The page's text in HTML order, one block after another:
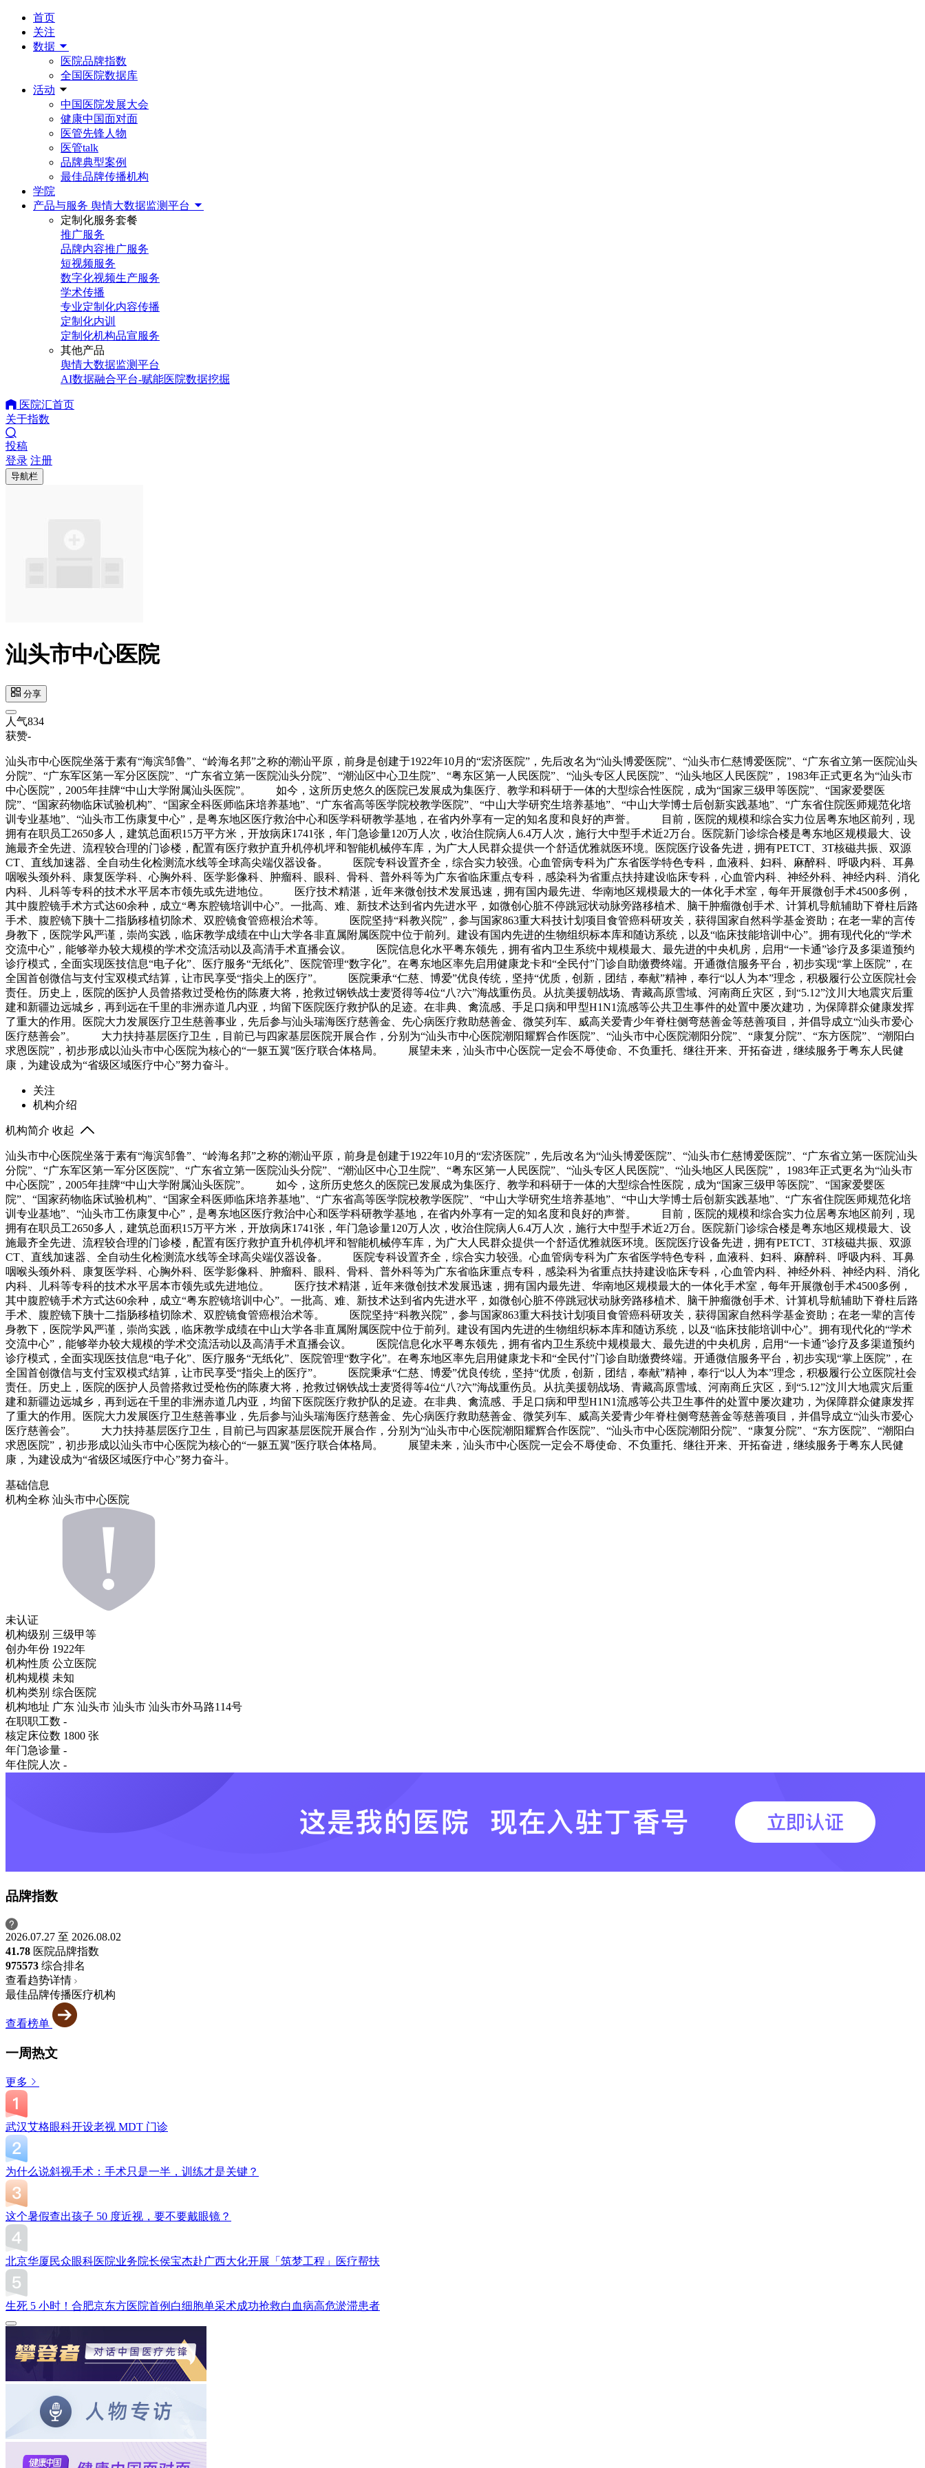
首页
关注
数据
医院品牌指数
全国医院数据库
活动
中国医院发展大会
健康中国面对面
医管先锋人物
医管talk
品牌典型案例
最佳品牌传播机构
学院
产品与服务 舆情大数据监测平台
定制化服务套餐
推广服务
品牌内容推广服务
短视频服务
数字化视频生产服务
学术传播
专业定制化内容传播
定制化内训
定制化机构品宣服务
其他产品
舆情大数据监测平台
AI数据融合平台-赋能医院数据挖掘
医院汇首页
关于指数
投稿
登录 注册
导航栏
汕头市中心医院
分享
人气834
获赞-
汕头市中心医院坐落于素有“海滨邹鲁”、“岭海名邦”之称的潮汕平原，前身是创建于1922年10月的“宏济医院”，先后改名为“汕头博爱医院”、“汕头市仁慈博爱医院”、“广东省立第一医院汕头
分院”、“广东军区第一军分区医院”、“广东省立第一医院汕头分院”、“潮汕区中心卫生院”、“粤东区第一人民医院”、“汕头专区人民医院”、“汕头地区人民医院”， 1983年正式更名为“汕头市
中心医院”，2005年挂牌“中山大学附属汕头医院”。 如今，这所历史悠久的医院已发展成为集医疗、教学和科研于一体的大型综合性医院，成为“国家三级甲等医院”、“国家爱婴医
院”、“国家药物临床试验机构”、“国家全科医师临床培养基地”、“广东省高等医学院校教学医院”、“中山大学研究生培养基地”、“中山大学博士后创新实践基地”、“广东省住院医师规范化培
训专业基地”、“汕头市工伤康复中心”，是粤东地区医疗救治中心和医学科研教学基地，在省内外享有一定的知名度和良好的声誉。 目前，医院的规模和综合实力位居粤东地区前列，现
拥有在职员工2650多人，建筑总面积15万平方米，开放病床1741张，年门急诊量120万人次，收治住院病人6.4万人次，施行大中型手术近2万台。医院新门诊综合楼是粤东地区规模最大、设
施最齐全先进、流程较合理的门诊楼，配置有医疗救护直升机停机坪和智能机械停车库，为广大人民群众提供一个舒适优雅就医环境。医院医疗设备先进，拥有PETCT、3T核磁共振、双源
CT、直线加速器、全自动生化检测流水线等全球高尖端仪器设备。 医院专科设置齐全，综合实力较强。心血管病专科为广东省医学特色专科，血液科、妇科、麻醉科、呼吸内科、耳鼻
咽喉头颈外科、康复医学科、心胸外科、医学影像科、肿瘤科、眼科、骨科、普外科等为广东省临床重点专科，感染科为省重点扶持建设临床专科，心血管内科、神经外科、神经内科、消化
内科、儿科等专科的技术水平居本市领先或先进地位。 医疗技术精湛，近年来微创技术发展迅速，拥有国内最先进、华南地区规模最大的一体化手术室，每年开展微创手术4500多例，
其中腹腔镜手术方式达60余种，成立“粤东腔镜培训中心”。一批高、难、新技术达到省内先进水平，如微创心脏不停跳冠状动脉旁路移植术、脑干肿瘤微创手术、计算机导航辅助下脊柱后路
手术、腹腔镜下胰十二指肠移植切除术、双腔镜食管癌根治术等。 医院坚持“科教兴院”，参与国家863重大科技计划项目食管癌科研攻关，获得国家自然科学基金资助；在老一辈的言传
身教下，医院学风严谨，崇尚实践，临床教学成绩在中山大学各非直属附属医院中位于前列。建设有国内先进的生物组织标本库和随访系统，以及“临床技能培训中心”。拥有现代化的“学术
交流中心”，能够举办较大规模的学术交流活动以及高清手术直播会议。 医院信息化水平粤东领先，拥有省内卫生系统中规模最大、最先进的中央机房，启用“一卡通”诊疗及多渠道预约
诊疗模式，全面实现医技信息“电子化”、医疗服务“无纸化”、医院管理“数字化”。在粤东地区率先启用健康龙卡和“全民付”门诊自助缴费终端。开通微信服务平台，初步实现“掌上医院”，在
全国首创微信与支付宝双模式结算，让市民享受“指尖上的医疗”。 医院秉承“仁慈、博爱”优良传统，坚持“优质，创新，团结，奉献”精神，奉行“以人为本”理念，积极履行公立医院社会
责任。历史上，医院的医护人员曾搭救过受枪伤的陈赓大将，抢救过钢铁战士麦贤得等4位“八?六”海战重伤员。从抗美援朝战场、青藏高原雪域、河南商丘灾区，到“5.12”汶川大地震灾后重
建和新疆边远城乡，再到远在千里的非洲赤道几内亚，均留下医院医疗救护队的足迹。在非典、禽流感、手足口病和甲型H1N1流感等公共卫生事件的处置中屡次建功，为保障群众健康发挥
了重大的作用。医院大力发展医疗卫生慈善事业，先后参与汕头瑞海医疗慈善金、先心病医疗救助慈善金、微笑列车、威高关爱青少年脊柱侧弯慈善金等慈善项目，并倡导成立“汕头市爱心
医疗慈善会”。 大力扶持基层医疗卫生，目前已与四家基层医院开展合作，分别为“汕头市中心医院潮阳耀辉合作医院”、“汕头市中心医院潮阳分院”、“康复分院”、“东方医院”、“潮阳白
求恩医院”，初步形成以汕头市中心医院为核心的“一躯五翼”医疗联合体格局。 展望未来，汕头市中心医院一定会不辱使命、不负重托、继往开来、开拓奋进，继续服务于粤东人民健
康，为建设成为“省级区域医疗中心”努力奋斗。
关注
机构介绍
机构简介 收起
汕头市中心医院坐落于素有“海滨邹鲁”、“岭海名邦”之称的潮汕平原，前身是创建于1922年10月的“宏济医院”，先后改名为“汕头博爱医院”、“汕头市仁慈博爱医院”、“广东省立第一医院汕头
分院”、“广东军区第一军分区医院”、“广东省立第一医院汕头分院”、“潮汕区中心卫生院”、“粤东区第一人民医院”、“汕头专区人民医院”、“汕头地区人民医院”， 1983年正式更名为“汕头市
中心医院”，2005年挂牌“中山大学附属汕头医院”。 如今，这所历史悠久的医院已发展成为集医疗、教学和科研于一体的大型综合性医院，成为“国家三级甲等医院”、“国家爱婴医
院”、“国家药物临床试验机构”、“国家全科医师临床培养基地”、“广东省高等医学院校教学医院”、“中山大学研究生培养基地”、“中山大学博士后创新实践基地”、“广东省住院医师规范化培
训专业基地”、“汕头市工伤康复中心”，是粤东地区医疗救治中心和医学科研教学基地，在省内外享有一定的知名度和良好的声誉。 目前，医院的规模和综合实力位居粤东地区前列，现
拥有在职员工2650多人，建筑总面积15万平方米，开放病床1741张，年门急诊量120万人次，收治住院病人6.4万人次，施行大中型手术近2万台。医院新门诊综合楼是粤东地区规模最大、设
施最齐全先进、流程较合理的门诊楼，配置有医疗救护直升机停机坪和智能机械停车库，为广大人民群众提供一个舒适优雅就医环境。医院医疗设备先进，拥有PETCT、3T核磁共振、双源
CT、直线加速器、全自动生化检测流水线等全球高尖端仪器设备。 医院专科设置齐全，综合实力较强。心血管病专科为广东省医学特色专科，血液科、妇科、麻醉科、呼吸内科、耳鼻
咽喉头颈外科、康复医学科、心胸外科、医学影像科、肿瘤科、眼科、骨科、普外科等为广东省临床重点专科，感染科为省重点扶持建设临床专科，心血管内科、神经外科、神经内科、消化
内科、儿科等专科的技术水平居本市领先或先进地位。 医疗技术精湛，近年来微创技术发展迅速，拥有国内最先进、华南地区规模最大的一体化手术室，每年开展微创手术4500多例，
其中腹腔镜手术方式达60余种，成立“粤东腔镜培训中心”。一批高、难、新技术达到省内先进水平，如微创心脏不停跳冠状动脉旁路移植术、脑干肿瘤微创手术、计算机导航辅助下脊柱后路
手术、腹腔镜下胰十二指肠移植切除术、双腔镜食管癌根治术等。 医院坚持“科教兴院”，参与国家863重大科技计划项目食管癌科研攻关，获得国家自然科学基金资助；在老一辈的言传
身教下，医院学风严谨，崇尚实践，临床教学成绩在中山大学各非直属附属医院中位于前列。建设有国内先进的生物组织标本库和随访系统，以及“临床技能培训中心”。拥有现代化的“学术
交流中心”，能够举办较大规模的学术交流活动以及高清手术直播会议。 医院信息化水平粤东领先，拥有省内卫生系统中规模最大、最先进的中央机房，启用“一卡通”诊疗及多渠道预约
诊疗模式，全面实现医技信息“电子化”、医疗服务“无纸化”、医院管理“数字化”。在粤东地区率先启用健康龙卡和“全民付”门诊自助缴费终端。开通微信服务平台，初步实现“掌上医院”，在
全国首创微信与支付宝双模式结算，让市民享受“指尖上的医疗”。 医院秉承“仁慈、博爱”优良传统，坚持“优质，创新，团结，奉献”精神，奉行“以人为本”理念，积极履行公立医院社会
责任。历史上，医院的医护人员曾搭救过受枪伤的陈赓大将，抢救过钢铁战士麦贤得等4位“八?六”海战重伤员。从抗美援朝战场、青藏高原雪域、河南商丘灾区，到“5.12”汶川大地震灾后重
建和新疆边远城乡，再到远在千里的非洲赤道几内亚，均留下医院医疗救护队的足迹。在非典、禽流感、手足口病和甲型H1N1流感等公共卫生事件的处置中屡次建功，为保障群众健康发挥
了重大的作用。医院大力发展医疗卫生慈善事业，先后参与汕头瑞海医疗慈善金、先心病医疗救助慈善金、微笑列车、威高关爱青少年脊柱侧弯慈善金等慈善项目，并倡导成立“汕头市爱心
医疗慈善会”。 大力扶持基层医疗卫生，目前已与四家基层医院开展合作，分别为“汕头市中心医院潮阳耀辉合作医院”、“汕头市中心医院潮阳分院”、“康复分院”、“东方医院”、“潮阳白
求恩医院”，初步形成以汕头市中心医院为核心的“一躯五翼”医疗联合体格局。 展望未来，汕头市中心医院一定会不辱使命、不负重托、继往开来、开拓奋进，继续服务于粤东人民健
康，为建设成为“省级区域医疗中心”努力奋斗。
基础信息
机构全称 汕头市中心医院
未认证
机构级别 三级甲等
创办年份 1922年
机构性质 公立医院
机构规模 未知
机构类别 综合医院
机构地址 广东 汕头市 汕头市 汕头市外马路114号
在职职工数 -
核定床位数 1800 张
年门急诊量 -
年住院人次 -
品牌指数
2026.07.27 至 2026.08.02
41.78 医院品牌指数
975573 综合排名
查看趋势详情
最佳品牌传播医疗机构
查看榜单
一周热文
更多
武汉艾格眼科开设老视 MDT 门诊
为什么说斜视手术：手术只是一半，训练才是关键？
这个暑假查出孩子 50 度近视，要不要戴眼镜？
北京华厦民众眼科医院业务院长侯宝杰赴广西大化开展「筑梦工程」医疗帮扶
生死 5 小时！合肥京东方医院首例白细胞单采术成功抢救白血病高危淤滞患者